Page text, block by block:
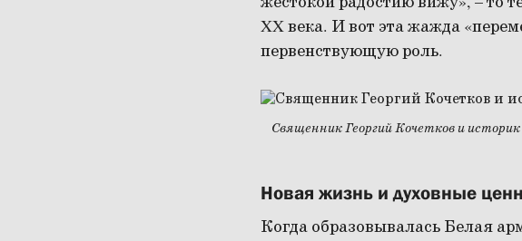
XX века. И вот эта жажда
первенствующую роль.
Священник Георгий Кочетков и
Новая жизнь и духовные
Когда образовывалась Белая